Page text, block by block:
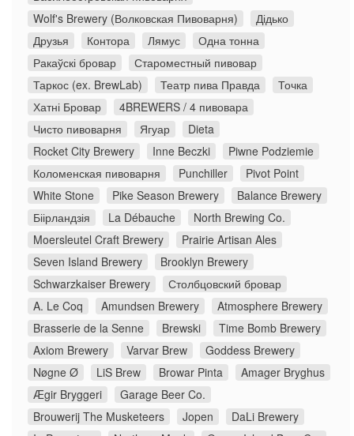
Wolf's Brewery (Волковская Пивоварня)
Дідько
Друзья
Контора Лямус
Одна тонна
Ракаўскі бровар
Староместный пивовар
Таркос (ex. BrewLab)
Театр пива Правда
Точка
Хатні Бровар
4BREWERS / 4 пивовара
Чисто пивоварня
Ягуар
Dieta
Rocket City Brewery
Inne Beczki
Piwne Podziemie
Коломенская пивоварня
Punchiller
Pivot Point
White Stone
Pike Season Brewery
Balance Brewery
Біірландзія
La Débauche
North Brewing Co.
Moersleutel Craft Brewery
Prairie Artisan Ales
Seven Island Brewery
Brooklyn Brewery
Schwarzkaiser Brewery
Столбцовский бровар
A. Le Coq
Amundsen Brewery
Atmosphere Brewery
Brasserie de la Senne
Brewski
Time Bomb Brewery
Axiom Brewery
Varvar Brew
Goddess Brewery
Nøgne Ø
LiS Brew Browar Pinta
Amager Bryghus
Ægir Bryggeri
Garage Beer Co.
Brouwerij The Musketeers
Jopen
DaLi Brewery